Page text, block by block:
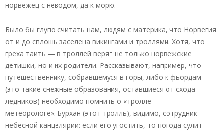
норвежец с неводом, да к морю.
Было бы глупо считать нам, людям с материка, что Норвегия
от и до сплошь заселена викингами и троллями. Хотя, что
греха таить — в троллей верят не только норвежские
детишки, но и их родители. Рассказывают, например, что
путешественнику, собравшемуся в горы, либо к фьордам
(это такие снежные образования, оставшиеся от схода
ледников) необходимо помнить о «тролле-
метеорологе». Бурхан (этот тролль), видимо, сотрудник
небесной канцелярии: если его угостить, то погода сулит